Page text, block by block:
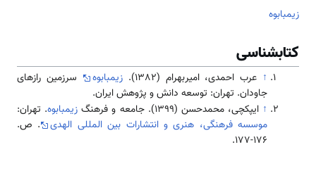
زیمبابوه
کتابشناسی
↑ عرب احمدی، امیربهرام (1382). زیمبابوه
سرزمین رازهای
جاودان. تهران: توسعه دانش و پژوهش ایران.
↑ ایپکچی، محمدحسن (1399). جامعه و فرهنگ زیمبابوه. تهران:
موسسه فرهنگی، هنری و انتشارات بین المللی الهدی
. ص.
176-177.